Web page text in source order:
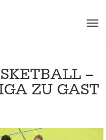
–
ZU GAST